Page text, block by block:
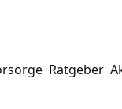
Ratgeber